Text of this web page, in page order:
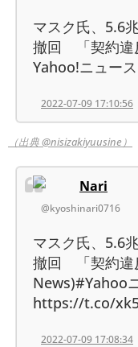
マスク氏、5.6
撤回 「契約違
Yahoo!ニュー
2022-07-09 17:10:56
（出典 @nisizakiyuusine）
Nari
@kyoshinari0716
マスク氏、5.6
撤回 「契約違
News)#Yahoo
https://t.co/
2022-07-09 17:08:34